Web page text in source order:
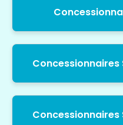
Concessionnaires
Concessionnaires